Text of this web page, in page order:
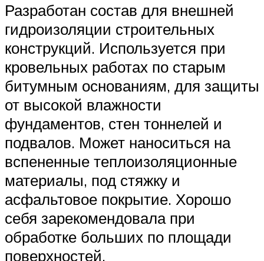
Разработан состав для внешней
гидроизоляции строительных
конструкций. Используется при
кровельных работах по старым
битумным основаниям, для защиты
от высокой влажности
фундаментов, стен тоннелей и
подвалов. Может наноситься на
вспененные теплоизоляционные
материалы, под стяжку и
асфальтовое покрытие. Хорошо
себя зарекомендовала при
обработке больших по площади
поверхностей.